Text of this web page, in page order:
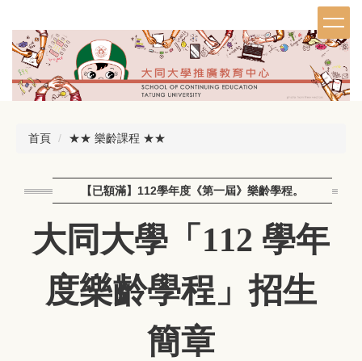
到
主
內
首頁
★★ 樂齡課程 ★★
【已額滿】112學年度《第一屆》樂齡學程。
大同大學「112 學年
度樂齡學程」招生
簡章